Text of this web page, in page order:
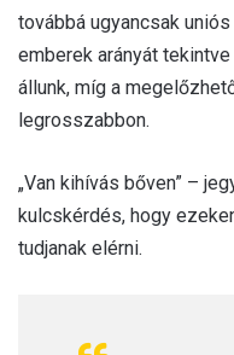
továbbá ugyancsak
emberek arányát
állunk, míg a
legrosszabbon.
„Van kihívás bőven” –
kulcskérdés, hogy
tudjanak elérni.